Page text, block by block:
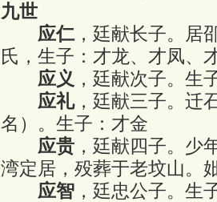
九世
应仁，廷献长子。居
氏，生子：才龙、才凤、
应义 ，廷献次子。生
应礼，廷献三子。迁
名）。生子：才金
应贵 ，廷献四子。少
湾定居，殁葬于老坟山。
应智 ，廷忠公子。生